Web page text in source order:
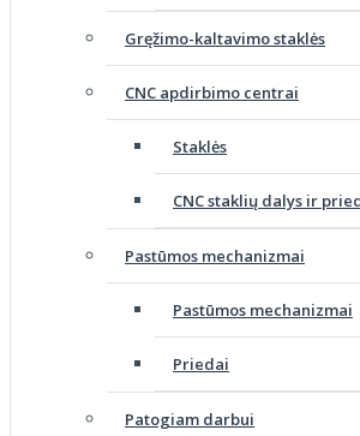
Gręžimo-kaltavimo staklės
CNC apdirbimo centrai
Staklės
CNC staklių dalys ir
Pastūmos mechanizmai
Pastūmos mechanizmai
Priedai
Patogiam darbui